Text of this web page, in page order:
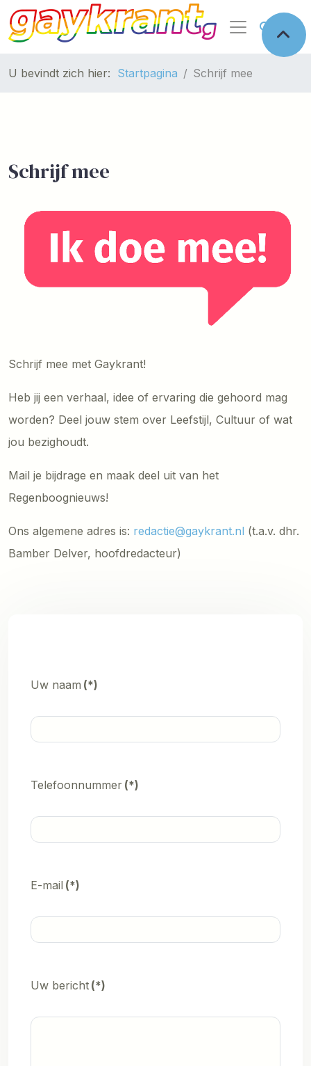
U bevindt zich hier: Startpagina Schrijf mee
Schrijf mee
Schrijf mee met Gaykrant!
Heb jij een verhaal, idee of ervaring die gehoord mag
worden? Deel jouw stem over Leefstijl, Cultuur of wat
jou bezighoudt.
Mail je bijdrage en maak deel uit van het
Regenboognieuws!
Ons algemene adres is: redactie@gaykrant.nl (t.a.v. dhr.
Bamber Delver, hoofdredacteur)
Uw naam (*)
Telefoonnummer (*)
E-mail (*)
Uw bericht (*)